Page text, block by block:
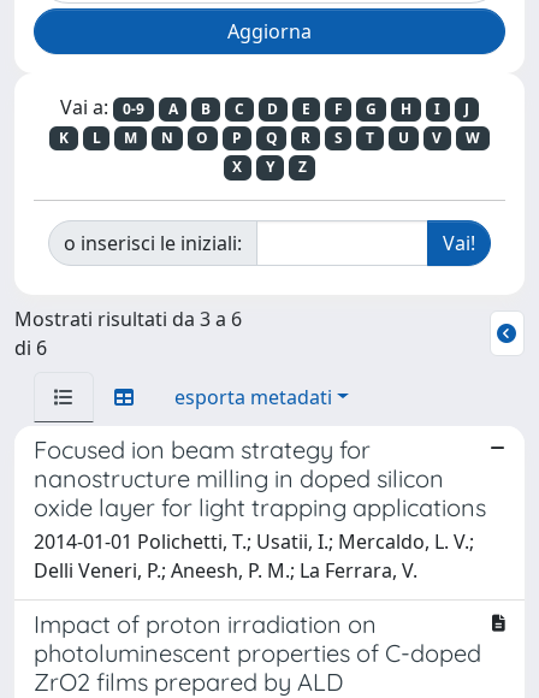
Vai a: 0-9 A B C D E F G H I
J
K
L M N O P Q R S T U V
W
X
Y Z
o inserisci le iniziali:
Mostrati risultati da 3 a 6
di 6
esporta metadati
Focused ion beam strategy for
nanostructure milling in doped silicon
oxide layer for light trapping applications
2014-01-01 Polichetti, T.; Usatii, I.; Mercaldo, L. V.;
Delli Veneri, P.; Aneesh, P. M.; La Ferrara, V.
Impact of proton irradiation on
photoluminescent properties of C-doped
ZrO2 films prepared by ALD